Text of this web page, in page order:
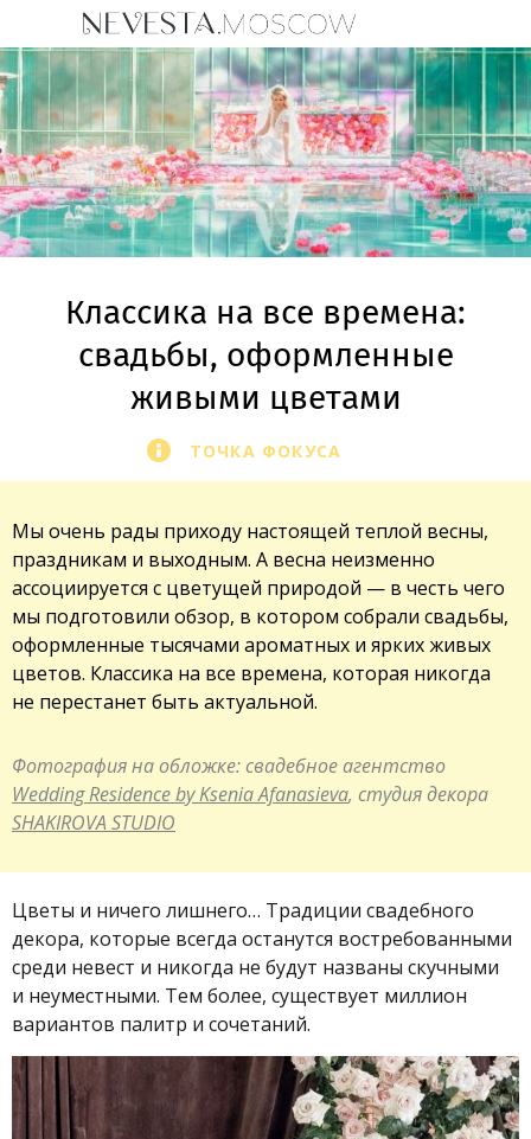
Классика на все времена:
свадьбы, оформленные
живыми цветами
ТОЧКА ФОКУСА
Мы очень рады приходу настоящей теплой весны,
праздникам и выходным. А весна неизменно
ассоциируется с цветущей природой — в честь чего
мы подготовили обзор, в котором собрали свадьбы,
оформленные тысячами ароматных и ярких живых
цветов. Классика на все времена, которая никогда
не перестанет быть актуальной.
Фотография на обложке: свадебное агентство
Wedding Residence by Ksenia Afanasieva, студия декора
SHAKIROVA STUDIO
Цветы и ничего лишнего… Традиции свадебного
декора, которые всегда останутся востребованными
среди невест и никогда не будут названы скучными
и неуместными. Тем более, существует миллион
вариантов палитр и сочетаний.